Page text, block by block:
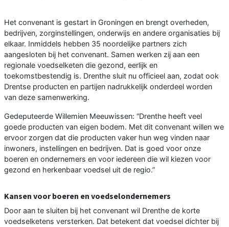
Het convenant is gestart in Groningen en brengt overheden,
bedrijven, zorginstellingen, onderwijs en andere organisaties bij
elkaar. Inmiddels hebben 35 noordelijke partners zich
aangesloten bij het convenant. Samen werken zij aan een
regionale voedselketen die gezond, eerlijk en
toekomstbestendig is. Drenthe sluit nu officieel aan, zodat ook
Drentse producten en partijen nadrukkelijk onderdeel worden
van deze samenwerking.
Gedeputeerde Willemien Meeuwissen: “Drenthe heeft veel
goede producten van eigen bodem. Met dit convenant willen we
ervoor zorgen dat die producten vaker hun weg vinden naar
inwoners, instellingen en bedrijven. Dat is goed voor onze
boeren en ondernemers en voor iedereen die wil kiezen voor
gezond en herkenbaar voedsel uit de regio.”
Kansen voor boeren en voedselondernemers
Door aan te sluiten bij het convenant wil Drenthe de korte
voedselketens versterken. Dat betekent dat voedsel dichter bij